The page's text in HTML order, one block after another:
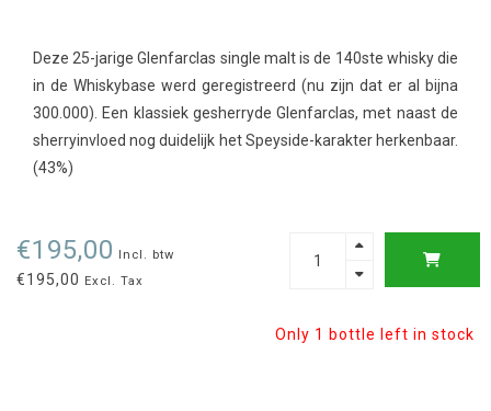
Deze 25-jarige Glenfarclas single malt is de 140ste whisky die
in de Whiskybase werd geregistreerd (nu zijn dat er al bijna
300.000). Een klassiek gesherryde Glenfarclas, met naast de
sherryinvloed nog duidelijk het Speyside-karakter herkenbaar.
(43%)
€195,00 Incl. btw
€195,00 Excl. Tax
Only 1 bottle left in stock